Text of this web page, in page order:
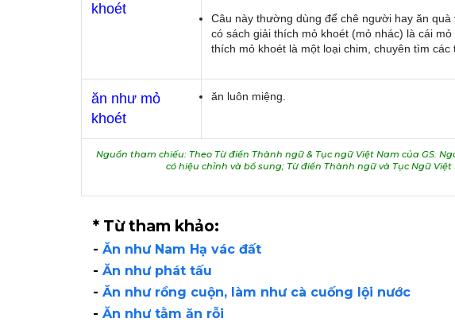
khoét
Câu này thường dùng để chê người hay ăn
có sách giải thích mỏ khoét (mỏ nhác) là cái
thích mỏ khoét là một loại chim, chuyên tìm các
ăn như mỏ
khoét
ăn luôn miệng.
Nguồn tham chiếu: Theo Từ điển Thành ngữ & Tục ngữ Việt Nam của GS.
có hiệu chỉnh và bổ sung; Từ điển Thành ngữ và Tục Ngữ
* Từ tham khảo:
- Ăn như Nam Hạ vác đất
- Ăn như phát tấu
- Ăn như rồng cuộn, làm như cà cuống lội nước
- Ăn như tằm ăn rỗi